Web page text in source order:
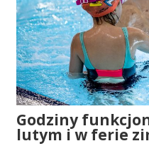
Godziny
lutym i w ferie